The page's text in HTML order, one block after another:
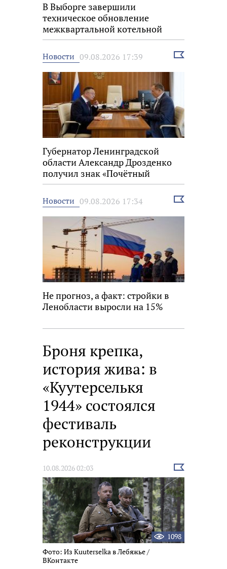
В Выборге завершили
техническое обновление
межквартальной котельной
Новости 09.08.2026 17:39
Выбрать
Губернатор Ленинградской
области Александр Дрозденко
получил знак «Почётный
строитель России»
Новости 09.08.2026 17:34
Выбрать
Не прогноз, а факт: стройки в
Ленобласти выросли на 15%
Броня крепка,
история жива: в
«Куутерселькя
1944» состоялся
фестиваль
реконструкции
10.08.2026 02:03
Выбрать
новость
1098
Фото: Из Kuuterselka в Лебяжье /
ВКонтакте